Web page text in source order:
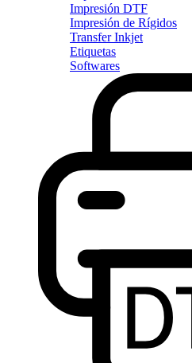
Impresión DTF
Impresión de Rígidos
Transfer Inkjet
Etiquetas
Softwares